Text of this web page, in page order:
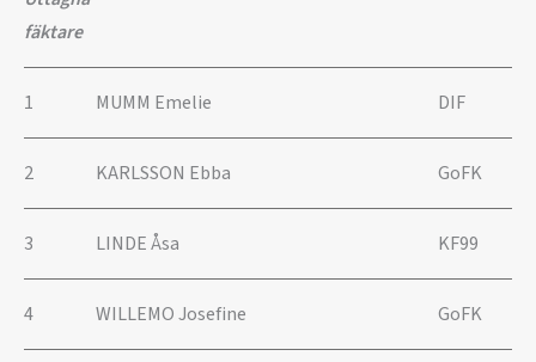
fäktare
1 MUMM Emelie DIF
2 KARLSSON Ebba GoFK
3 LINDE Åsa KF99
4 WILLEMO Josefine GoFK